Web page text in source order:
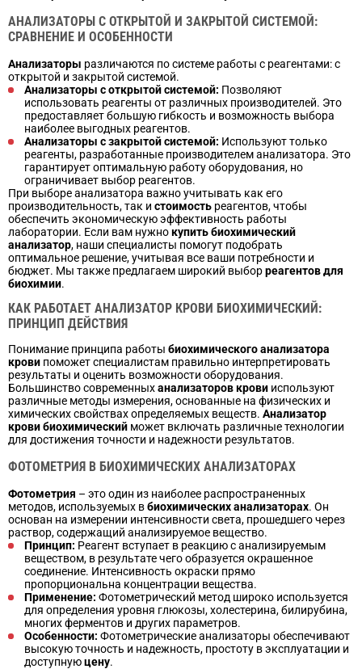
АНАЛИЗАТОРЫ С ОТКРЫТОЙ И ЗАКРЫТОЙ СИСТЕМОЙ:
СРАВНЕНИЕ И ОСОБЕННОСТИ
Анализаторы различаются по системе работы с реагентами: с
открытой и закрытой системой.
Анализаторы с открытой системой: Позволяют
использовать реагенты от различных производителей. Это
предоставляет большую гибкость и возможность выбора
наиболее выгодных реагентов.
Анализаторы с закрытой системой: Используют только
реагенты, разработанные производителем анализатора. Это
гарантирует оптимальную работу оборудования, но
ограничивает выбор реагентов.
При выборе анализатора важно учитывать как его
производительность, так и стоимость реагентов, чтобы
обеспечить экономическую эффективность работы
лаборатории. Если вам нужнокупить биохимический
анализатор, наши специалисты помогут подобрать
оптимальное решение, учитывая все ваши потребности и
бюджет. Мы также предлагаем широкий выборреагентов для
биохимии.
КАК РАБОТАЕТ АНАЛИЗАТОР КРОВИ БИОХИМИЧЕСКИЙ:
ПРИНЦИП ДЕЙСТВИЯ
Понимание принципа работы биохимического анализатора
крови поможет специалистам правильно интерпретировать
результаты и оценить возможности оборудования.
Большинство современныханализаторов крови используют
различные методы измерения, основанные на физических и
химических свойствах определяемых веществ. Анализатор
крови биохимический может включать различные технологии
для достижения точности и надежности результатов.
ФОТОМЕТРИЯ В БИОХИМИЧЕСКИХ АНАЛИЗАТОРАХ
Фотометрия – это один из наиболее распространенных
методов, используемых вбиохимических анализаторах. Он
основан на измерении интенсивности света, прошедшего через
раствор, содержащий анализируемое вещество.
Принцип: Реагент вступает в реакцию с анализируемым
веществом, в результате чего образуется окрашенное
соединение. Интенсивность окраски прямо
пропорциональна концентрации вещества.
Применение: Фотометрический метод широко используется
для определения уровня глюкозы, холестерина, билирубина,
многих ферментов и других параметров.
Особенности: Фотометрические анализаторы обеспечивают
высокую точность и надежность, простоту в эксплуатации и
доступнуюцену.